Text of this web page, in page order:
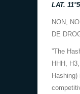
LAT.
NON,
DE
”The
HHH,
Hashing)